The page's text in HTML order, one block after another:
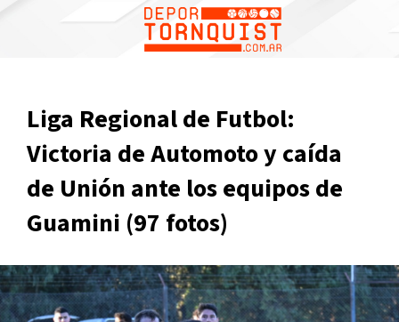
Liga Regional de Futbol:
Victoria de Automoto y caída
de Unión ante los equipos de
Guamini (97 fotos)